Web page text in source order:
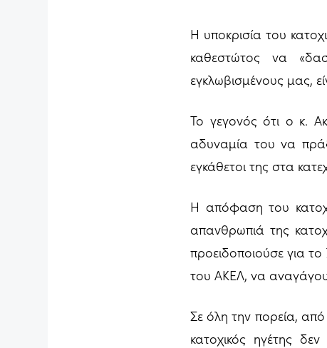
Η υποκρισία του
καθεστώτος να
εγκλωβισμένους μας,
Το γεγονός ότι ο κ.
αδυναμία του να
εγκάθετοι της στα
Η απόφαση του
απανθρωπιά της
προειδοποιούσε για
του ΑΚΕΛ, να
Σε όλη την πορεία, από
κατοχικός ηγέτης